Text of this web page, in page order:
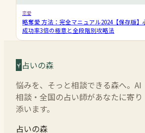
恋愛
略奪愛 方法：完全マニュアル2024【保存版】
成功率3倍の極意と全段階別攻略法
占いの森
悩みを、そっと相談できる森へ。AI
相談・全国の占い師があなたに寄り
添います。
占いの森